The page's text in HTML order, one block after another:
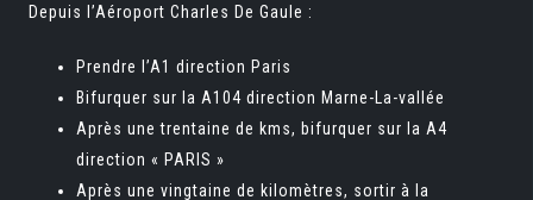
Depuis l’Aéroport Charles De Gaule :
Prendre l’A1 direction Paris
Bifurquer sur la A104 direction Marne-La-vallée
Après une trentaine de kms, bifurquer sur la A4
direction « PARIS »
Après une vingtaine de kilomètres, sortir à la